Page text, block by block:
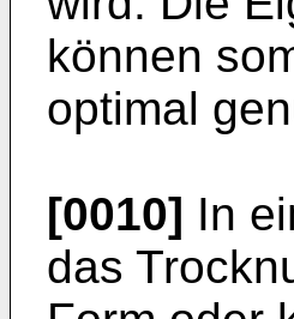
können
optimal
[0010] In
das